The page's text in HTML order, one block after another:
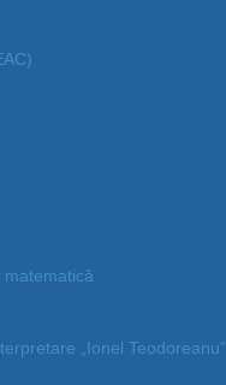
„Ionel Teodoreanu”